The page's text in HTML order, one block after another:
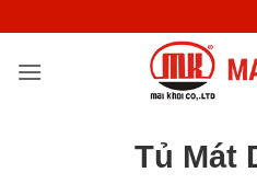
content
Tủ Mát